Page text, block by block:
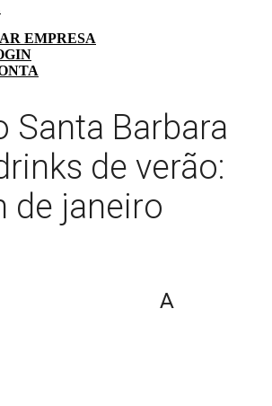
EMPRESA
Santa Barbara
de verão:
de janeiro
A